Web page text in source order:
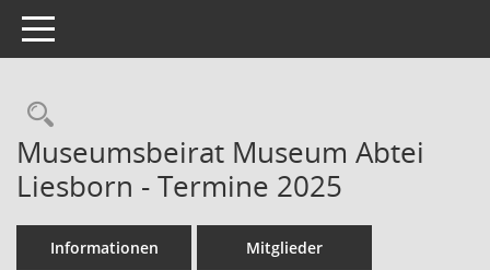
Toggle navigation
Rechercheauswahl
Museumsbeirat Museum Abtei
Liesborn - Termine 2025
Informationen Mitglieder